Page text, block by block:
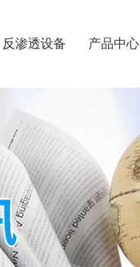
反渗透设备 产品中心